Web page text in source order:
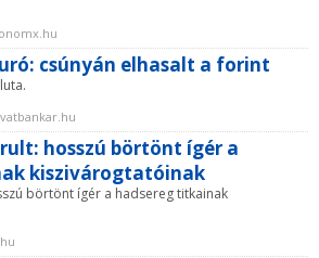
csúnyán elhasalt a forint
hosszú börtönt ígér a
kiszivárogtatóinak
börtönt ígér a hadsereg titkainak